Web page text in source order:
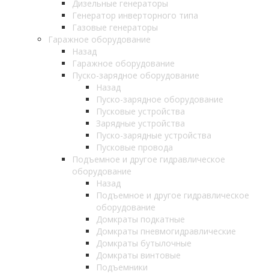
Дизельные генераторы
Генератор инверторного типа
Газовые генераторы
Гаражное оборудование
Назад
Гаражное оборудование
Пуско-зарядное оборудование
Назад
Пуско-зарядное оборудование
Пусковые устройства
Зарядные устройства
Пуско-зарядные устройства
Пусковые провода
Подъемное и другое гидравлическое
оборудование
Назад
Подъемное и другое гидравлическое
оборудование
Домкраты подкатные
Домкраты пневмогидравлические
Домкраты бутылочные
Домкраты винтовые
Подъемники